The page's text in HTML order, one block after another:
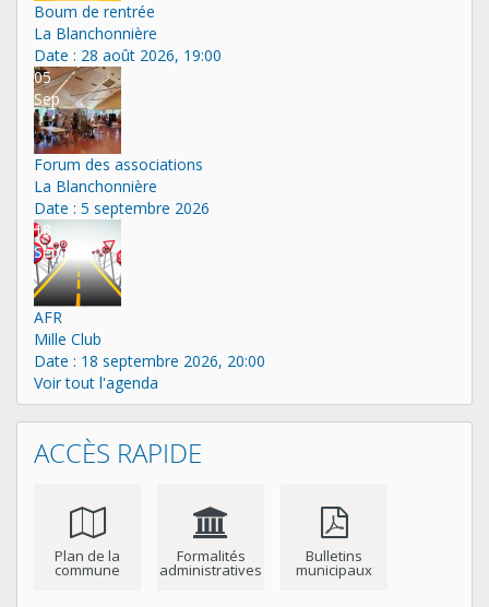
Boum de rentrée
La Blanchonnière
Date : 28 août 2026, 19:00
05
Sep
Forum des associations
La Blanchonnière
Date : 5 septembre 2026
18
Sep
AFR
Mille Club
Date : 18 septembre 2026, 20:00
Voir tout l'agenda
ACCÈS RAPIDE
Plan de la
commune
Formalités
administratives
Bulletins
municipaux